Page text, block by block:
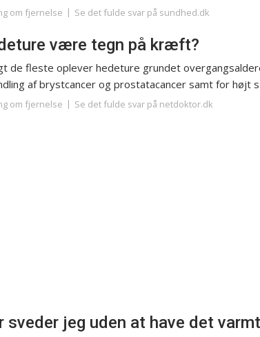
om fjernelse Se det fulde svar på sundhed.dk
være tegn på kræft?
de fleste oplever hedeture grundet
af brystcancer og prostatacancer samt for højt
om fjernelse Se det fulde svar på netdoktor.dk
sveder jeg uden at have det